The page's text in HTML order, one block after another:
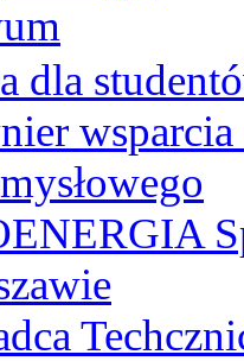
dla
wsparcia